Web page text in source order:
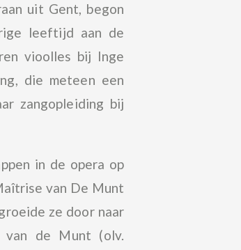
uit Gent, begon
leeftijd aan de
vioolles bij Inge
die meteen een
zangopleiding bij
in de opera op
van De Munt
ze door naar
van de Munt (olv.